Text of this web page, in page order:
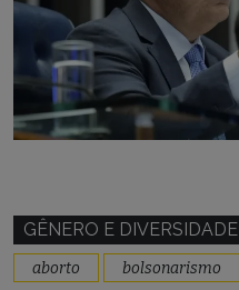
GÊNERO E DIVERSIDADE
aborto bolsonarismo